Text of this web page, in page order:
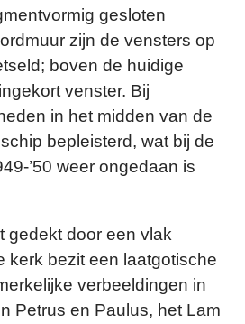
gesloten
zijn de vensters op
boven de huidige
venster. Bij
in het midden van de
bepleisterd, wat bij de
’50 weer ongedaan is
gedekt door een vlak
kerk bezit een laatgotische
verbeeldingen in
Petrus en Paulus, het Lam